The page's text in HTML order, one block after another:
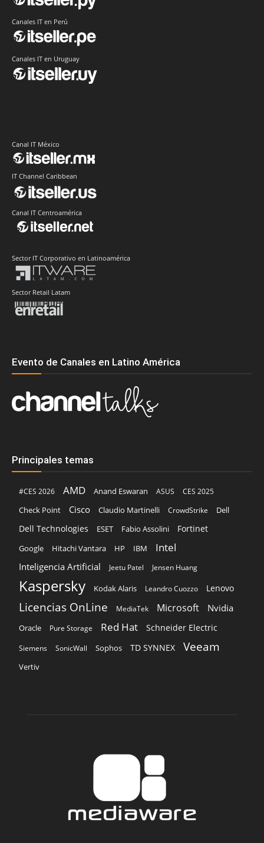
Canales IT en Perú
Canales IT en Uruguay
Canal IT México
IT Channel Caribbean
Canal IT Centroamérica
Sector IT Corporativo en Latinoamérica
Sector Retail Latam
Evento de Canales en Latino América
Principales temas
#CES 2026 AMD Anand Eswaran ASUS
CES 2025
Check Point
Cisco Claudio Martinelli CrowdStrike Dell
Dell Technologies ESET Fabio Assolini Fortinet
Google Hitachi Vantara HP IBM Intel
Inteligencia Artificial Jeetu Patel Jensen Huang
Kaspersky Kodak Alaris Leandro Cuozzo Lenovo
Licencias OnLine MediaTek Microsoft Nvidia
Oracle Pure Storage Red Hat Schneider Electric
Siemens SonicWall Sophos TD SYNNEX Veeam
Vertiv